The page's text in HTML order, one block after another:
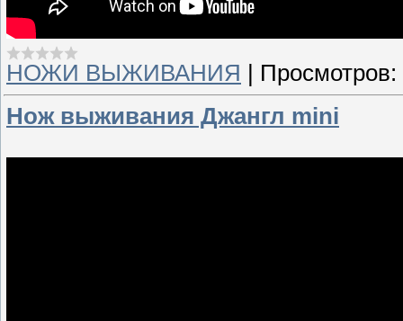
НОЖИ ВЫЖИВАНИЯ
Просмотров:
Нож выживания Джангл mini